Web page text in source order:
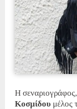
Η
Κοσμίδου μέλος